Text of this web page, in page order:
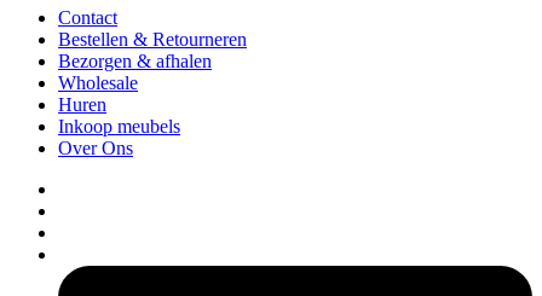
Contact
Bestellen & Retourneren
Bezorgen & afhalen
Wholesale
Huren
Inkoop meubels
Over Ons